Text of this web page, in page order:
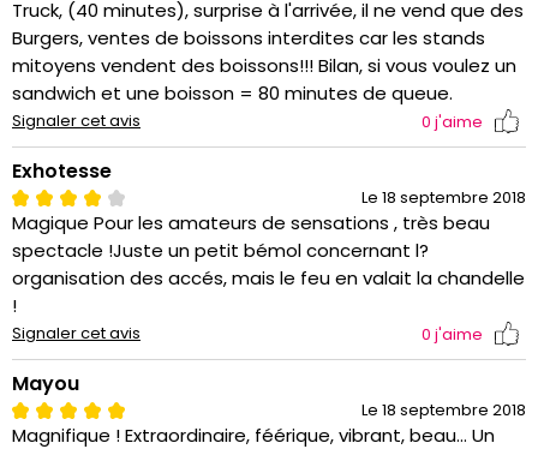
Truck, (40 minutes), surprise à l'arrivée, il ne vend que des
Burgers, ventes de boissons interdites car les stands
mitoyens vendent des boissons!!! Bilan, si vous voulez un
sandwich et une boisson = 80 minutes de queue.
Signaler cet avis 0 j'aime
Exhotesse
Le 18 septembre 2018
Magique Pour les amateurs de sensations , très beau
spectacle !Juste un petit bémol concernant l?
organisation des accés, mais le feu en valait la chandelle
!
Signaler cet avis 0 j'aime
Mayou
Le 18 septembre 2018
Magnifique ! Extraordinaire, féérique, vibrant, beau... Un